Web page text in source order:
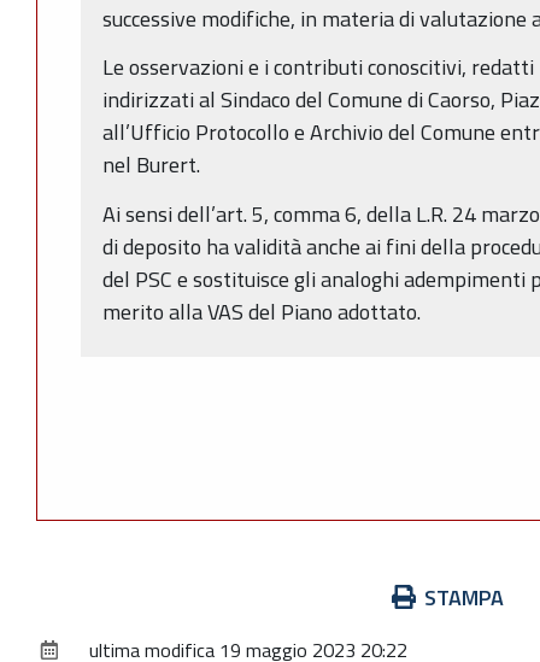
successive modifiche, in materia di valutazione
Le osservazioni e i contributi conoscitivi,
indirizzati al Sindaco del Comune di Caorso,
all’Ufficio Protocollo e Archivio del Comune
nel Burert.
Ai sensi dell’art. 5, comma 6, della L.R. 24
di deposito ha validità anche ai fini della
del PSC e sostituisce gli analoghi
merito alla VAS del Piano adottato.
STAMPA
ultima modifica 19 maggio 2023 20:22